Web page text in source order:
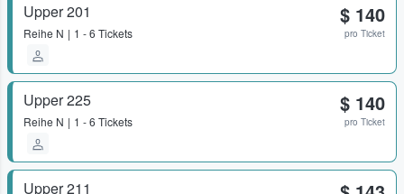
Upper 201
Reihe N 1 - 6 Tickets
$ 140
pro Ticket
Upper 225
Reihe N 1 - 6 Tickets
$ 140
pro Ticket
Upper 211